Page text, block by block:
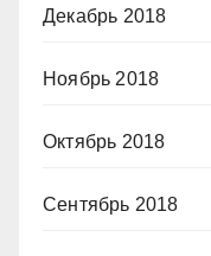
Декабрь 2018
Ноябрь 2018
Октябрь 2018
Сентябрь 2018